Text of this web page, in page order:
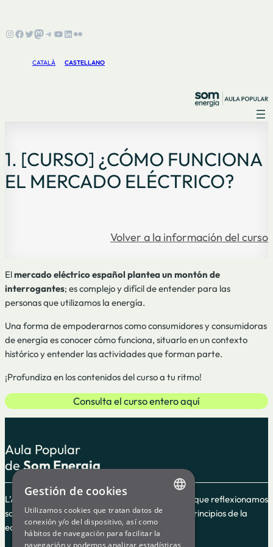
Instagram
Facebook
Twitter
Mastodon
Telegram
YouTube
LinkedIn
Flickr
CATALÀ CASTELLANO
1. [CURSO] ¿CÓMO FUNCIONA
EL MERCADO ELÉCTRICO?
Volver a la información del curso
Elmercado eléctrico español plantea un montón de
interrogantes; es complejo y difícil de entender para las
personas que utilizamos la energía.
Una forma de empoderarnos como consumidores y consumidoras
de energía es conocer cómo funciona, situarlo en un contexto
histórico y entender las actividades que forman parte.
¡Profundiza en los contenidos del curso a tu ritmo!
Consulta el curso entero aquí
Aula Popular
deSom Energia
L’Aula Popular es un espacio de formación en el que reflexionamos
sobre el cooperativismo y la energía según los principios de la
economía social y solidaria.
ENGLISH
SPANISH
Gestión de cookies
Utilizamos cookies que tratan datos de
conexión y/o del dispositivo, así como
hábitos de navegación para facilitar la
navegación y podemos analizar estadísticas